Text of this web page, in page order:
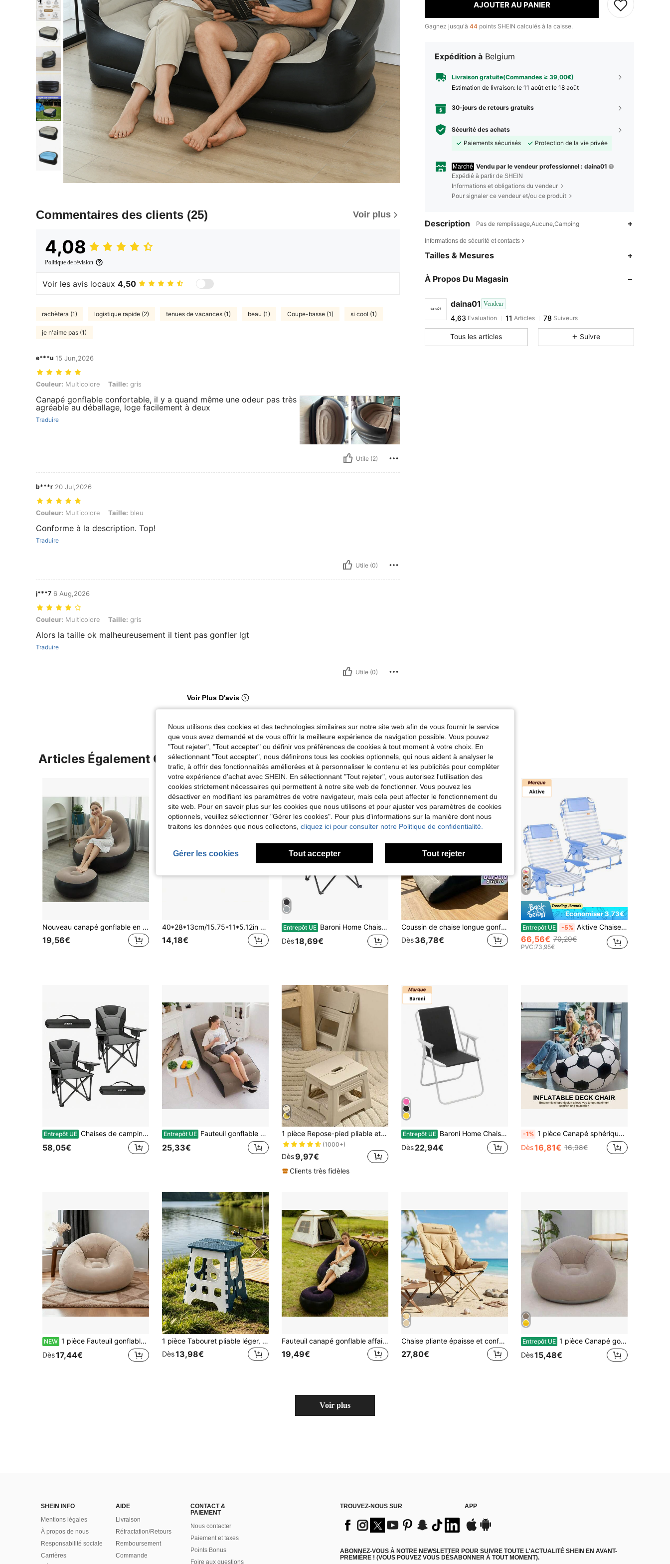
Commentaires des clients (25) Voir plus
4,08
Politique de révision
Voir les avis locaux 4,50
rachètera (1) logistique rapide (2) tenues de vacances (1) beau (1) Coupe-basse (1) si cool (1)
je n'aime pas (1)
e***u 15 Jun,2026
Couleur: Multicolore, Taille: gris
Couleur: Multicolore Taille: gris
Canapé gonflable confortable, il y a quand même une odeur pas très
agréable au déballage, loge facilement à deux
Traduire
Utile (2)
b***r 20 Jul,2026
Couleur: Multicolore, Taille: bleu
Couleur: Multicolore Taille: bleu
Conforme à la description. Top!
Traduire
Utile (0)
j***7 6 Aug,2026
Couleur: Multicolore, Taille: gris
Couleur: Multicolore Taille: gris
Alors la taille ok malheureusement il tient pas gonfler lgt
Traduire
Utile (0)
Voir Plus D'avis
AJOUTER AU PANIER
Gagnez jusqu'à 44 points SHEIN calculés à la caisse.
Expédition à Belgium
Livraison gratuite(Commandes ≥ 39,00€)
Estimation de livraison: le 11 août et le 18 août
30-jours de retours gratuits
Sécurité des achats
Paiements sécurisés
Protection de la vie privée
Marché Vendu par le vendeur professionnel : daina01
Expédié à partir de SHEIN
Informations et obligations du vendeur
Pour signaler ce vendeur et/ou ce produit
Description Pas de remplissage,Aucune,Camping
Informations de sécurité et contacts
Tailles & Mesures
À Propos Du Magasin
daina01 Vendeur
4,63 Evaluation 11 Articles 78 Suiveurs
Tous les articles Suivre
Articles Également Consultés
Nouveau canapé gonflable en peluche pour les personnes avachies, canapé-lit pliable avec repose-pieds, chaise longue d'extérieur pratique avec banc à pieds, à la mode, pour le camping
19,56€
40*28*13cm/15.75*11*5.12in Mini table de camping, ultra-légère, portable, en alliage d'aluminium, table d'extérieur, pliable, table pliante, convient pour le camping en sac à dos, le pique-nique, le barbecue
14,18€
Entrepôt UE Baroni Home Chaise de Camping Pliante pour Extérieur Jardin, Chaise de Camping Portable Pliante, Siège de Camping et de Pêche avec Porte-Gobelet, Lot de 1, 2 ou 4, Couleur Noir, Gris, Vert, 50x50x80 cm
Dès18,69€
Coussin de chaise longue gonflable portable et pliable, convient pour les salons et les chambres à coucher.
Dès36,78€
4
Économiser 3,73€
Entrepôt UE -5% Aktive Chaise de plage à 4 positions avec coussin et porte-gobelet
66,56€ 70,29€
PVC:73,95€
Entrepôt UE Chaises de camping pliantes extra larges (64 cm) avec dossier rembourré haut, supportent jusqu'à 200 kg, confort idéal et transport facile – Parfaites pour le camping, la pêche, le jardin, la plage, le balcon – Lot de 2
58,05€
Entrepôt UE Fauteuil gonflable en forme de S, canapé designer unique bon marché, canapé Divano paresseux pour l'ameublement de la maison, nouveau canapé paresseux gonflable, fauteuil de jardin floqué, lit de sieste portable, chaise longue créative en forme de S, cadeau pour studio photo
25,33€
1 pièce Repose-pied pliable et léger - Solide et durable, réglable en hauteur, convient pour la maison, la cuisine, la salle de bain, la pêche et les aventures en plein air - Anti-dérapant, facile à ranger, gain de place
(1000+)
Dès9,97€
Clients très fidèles
Entrepôt UE Baroni Home Chaise pliante de plage, chaise de plage ou de camping en toile, chaise d'extérieur avec accoudoirs, colorée 52x44x76 cm, lot de 1, lot de 2, lot de 4, noire, bleue, jaune, fuchsia
Dès22,94€
-1% 1 pièce Canapé sphérique pliable gonflable, canapé gonflable thème football, chaise d'intérieur/extérieur de loisirs, accessoire photo, style aléatoire, canapé de voyage, chaise de camping, cadeau
Dès16,81€ 16,98€
NEW 1 pièce Fauteuil gonflable large et souple, fauteuil lounge en PVC floqué épais, équipement de camping extérieur, pique-nique, parc, salon, dortoir, siège individuel, facile à gonfler et à dégonfler
Dès17,44€
1 pièce Tabouret pliable léger, petit tabouret portable avec poignée, chaise compacte ultra-fine, siège robuste, convient pour la salle de bain, la cuisine, la maison, le camping en plein air, la randonnée, la pêche, le barbecue, les voyages, le jardinage, le pique-nique, l'attente en file, les événements sportifs, cadeau pour la fête des pères pour adultes, tabouret en plastique gain de place
Dès13,98€
Fauteuil canapé gonflable affaissé en PVC floqué pliable avec insert de déjeuner, ensemble de chaise de loisirs pour le camping
19,49€
Chaise pliante épaisse et confortable pour l'extérieur - Siège de camping élégant beige avec coussin amovible et poche de rangement, chaise légère et portable pour patio, barbecue, pelouse, voyage et loisirs
27,80€
Entrepôt UE 1 pièce Canapé gonflable, fauteuil pouf gonflable, chaise de loisirs pliable pour l'extérieur (couleur du bas gris et noir envoyés aléatoirement, convient pour le camping en plein air, l'extérieur, la chaise, le canapé, la Coupe du Monde, veuillez vérifier la taille avant l'achat)
Dès15,48€
Voir plus
SHEIN INFO
Mentions légales
À propos de nous
Responsabilité sociale
Carrières
AIDE
Livraison
Rétractation/Retours
Remboursement
Commande
CONTACT &
PAIEMENT
Nous contacter
Paiement et taxes
Points Bonus
Foire aux questions
TROUVEZ-NOUS SUR APP
ABONNEZ-VOUS À NOTRE NEWSLETTER POUR SUIVRE TOUTE L'ACTUALITÉ SHEIN EN AVANT-
PREMIÈRE ! (VOUS POUVEZ VOUS DÉSABONNER À TOUT MOMENT).
Nous utilisons des cookies et des technologies similaires sur notre site web afin de vous fournir le service
que vous avez demandé et de vous offrir la meilleure expérience de navigation possible. Vous pouvez
"Tout rejeter", "Tout accepter" ou définir vos préférences de cookies à tout moment à votre choix. En
sélectionnant "Tout accepter", nous définirons tous les cookies optionnels, qui nous aident à analyser le
trafic, à offrir des fonctionnalités améliorées et à personnaliser le contenu et les publicités pour compléter
votre expérience d'achat avec SHEIN. En sélectionnant "Tout rejeter", vous autorisez l'utilisation des
cookies strictement nécessaires qui permettent à notre site web de fonctionner. Vous pouvez les
désactiver en modifiant les paramètres de votre navigateur, mais cela peut affecter le fonctionnement du
site web. Pour en savoir plus sur les cookies que nous utilisons et pour ajuster vos paramètres de cookies
optionnels, veuillez sélectionner "Gérer les cookies". Pour plus d'informations sur la manière dont nous
traitons les données que nous collectons, cliquez ici pour consulter notre Politique de confidentialité.
Gérer les cookies Tout accepter Tout rejeter